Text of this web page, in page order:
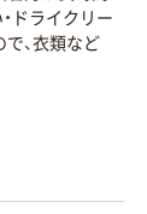
ドライクリー
、衣類など